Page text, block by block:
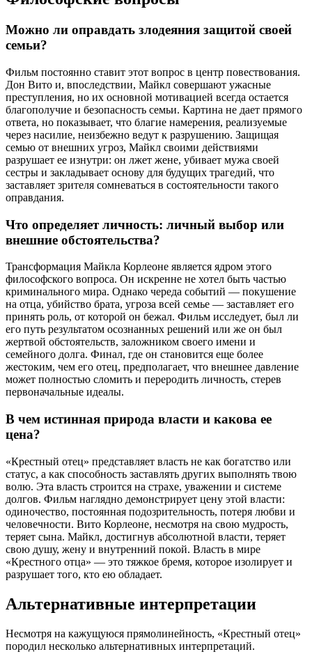
Можно ли оправдать злодеяния защитой своей
семьи?
Фильм постоянно ставит этот вопрос в центр повествования.
Дон Вито и, впоследствии, Майкл совершают ужасные
преступления, но их основной мотивацией всегда остается
благополучие и безопасность семьи. Картина не дает прямого
ответа, но показывает, что благие намерения, реализуемые
через насилие, неизбежно ведут к разрушению. Защищая
семью от внешних угроз, Майкл своими действиями
разрушает ее изнутри: он лжет жене, убивает мужа своей
сестры и закладывает основу для будущих трагедий, что
заставляет зрителя сомневаться в состоятельности такого
оправдания.
Что определяет личность: личный выбор или
внешние обстоятельства?
Трансформация Майкла Корлеоне является ядром этого
философского вопроса. Он искренне не хотел быть частью
криминального мира. Однако череда событий — покушение
на отца, убийство брата, угроза всей семье — заставляет его
принять роль, от которой он бежал. Фильм исследует, был ли
его путь результатом осознанных решений или же он был
жертвой обстоятельств, заложником своего имени и
семейного долга. Финал, где он становится еще более
жестоким, чем его отец, предполагает, что внешнее давление
может полностью сломить и переродить личность, стерев
первоначальные идеалы.
В чем истинная природа власти и какова ее
цена?
«Крестный отец» представляет власть не как богатство или
статус, а как способность заставлять других выполнять твою
волю. Эта власть строится на страхе, уважении и системе
долгов. Фильм наглядно демонстрирует цену этой власти:
одиночество, постоянная подозрительность, потеря любви и
человечности. Вито Корлеоне, несмотря на свою мудрость,
теряет сына. Майкл, достигнув абсолютной власти, теряет
свою душу, жену и внутренний покой. Власть в мире
«Крестного отца» — это тяжкое бремя, которое изолирует и
разрушает того, кто ею обладает.
Альтернативные интерпретации
Несмотря на кажущуюся прямолинейность, «Крестный отец»
породил несколько альтернативных интерпретаций.